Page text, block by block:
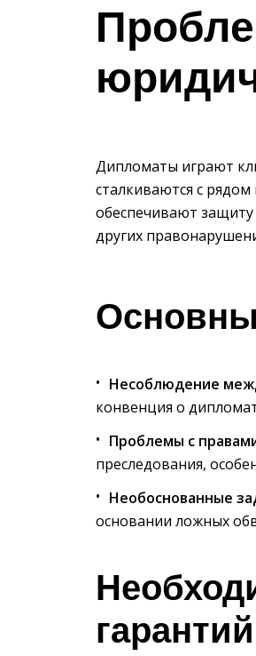
Дипломаты играют
сталкиваются с
обеспечивают
других
Несоблюдение
конвенция о
Проблемы с
преследования,
Необоснованные
основании ложных
гарантий